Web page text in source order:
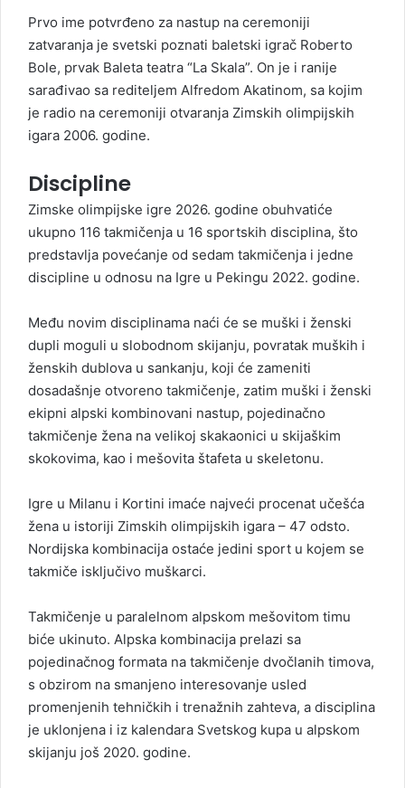
Prvo ime potvrđeno za nastup na ceremoniji
zatvaranja je svetski poznati baletski igrač Roberto
Bole, prvak Baleta teatra “La Skala”. On je i ranije
sarađivao sa rediteljem Alfredom Akatinom, sa kojim
je radio na ceremoniji otvaranja Zimskih olimpijskih
igara 2006. godine.
Discipline
Zimske olimpijske igre 2026. godine obuhvatiće
ukupno 116 takmičenja u 16 sportskih disciplina, što
predstavlja povećanje od sedam takmičenja i jedne
discipline u odnosu na Igre u Pekingu 2022. godine.
Među novim disciplinama naći će se muški i ženski
dupli moguli u slobodnom skijanju, povratak muških i
ženskih dublova u sankanju, koji će zameniti
dosadašnje otvoreno takmičenje, zatim muški i ženski
ekipni alpski kombinovani nastup, pojedinačno
takmičenje žena na velikoj skakaonici u skijaškim
skokovima, kao i mešovita štafeta u skeletonu.
Igre u Milanu i Kortini imaće najveći procenat učešća
žena u istoriji Zimskih olimpijskih igara – 47 odsto.
Nordijska kombinacija ostaće jedini sport u kojem se
takmiče isključivo muškarci.
Takmičenje u paralelnom alpskom mešovitom timu
biće ukinuto. Alpska kombinacija prelazi sa
pojedinačnog formata na takmičenje dvočlanih timova,
s obzirom na smanjeno interesovanje usled
promenjenih tehničkih i trenažnih zahteva, a disciplina
je uklonjena i iz kalendara Svetskog kupa u alpskom
skijanju još 2020. godine.